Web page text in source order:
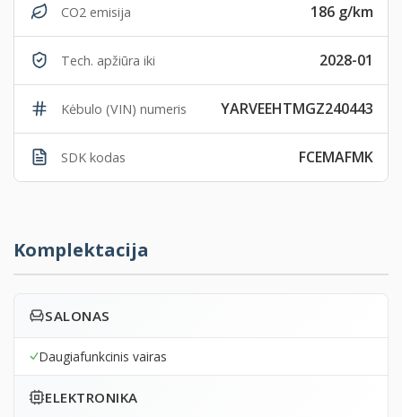
CO2 emisija 186 g/km
Tech. apžiūra iki 2028-01
Kėbulo (VIN) numeris YARVEEHTMGZ240443
SDK kodas FCEMAFMK
Komplektacija
SALONAS
Daugiafunkcinis vairas
ELEKTRONIKA